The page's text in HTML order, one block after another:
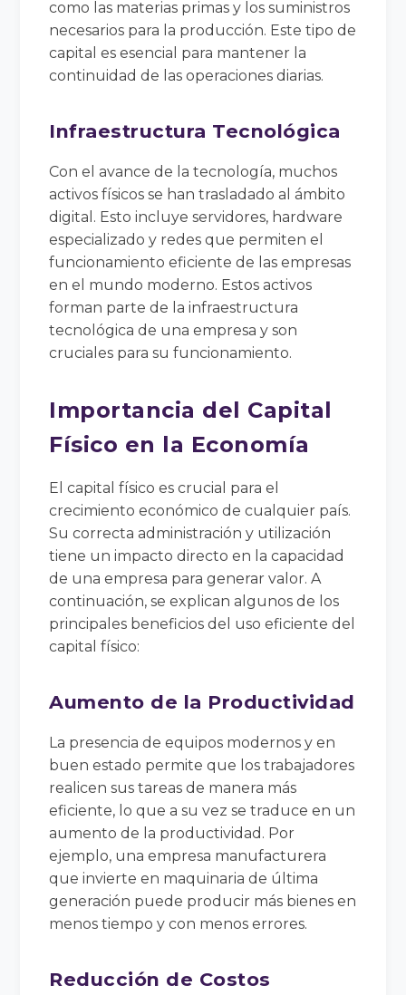
como las materias primas y los suministros
necesarios para la producción. Este tipo de
capital es esencial para mantener la
continuidad de las operaciones diarias.
Infraestructura Tecnológica
Con el avance de la tecnología, muchos
activos físicos se han trasladado al ámbito
digital. Esto incluye servidores, hardware
especializado y redes que permiten el
funcionamiento eficiente de las empresas
en el mundo moderno. Estos activos
forman parte de la infraestructura
tecnológica de una empresa y son
cruciales para su funcionamiento.
Importancia del Capital
Físico en la Economía
El capital físico es crucial para el
crecimiento económico de cualquier país.
Su correcta administración y utilización
tiene un impacto directo en la capacidad
de una empresa para generar valor. A
continuación, se explican algunos de los
principales beneficios del uso eficiente del
capital físico:
Aumento de la Productividad
La presencia de equipos modernos y en
buen estado permite que los trabajadores
realicen sus tareas de manera más
eficiente, lo que a su vez se traduce en un
aumento de la productividad. Por
ejemplo, una empresa manufacturera
que invierte en maquinaria de última
generación puede producir más bienes en
menos tiempo y con menos errores.
Reducción de Costos